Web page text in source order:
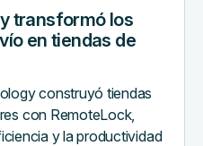
transformó los
en tiendas de
construyó tiendas
con RemoteLock,
y la productividad